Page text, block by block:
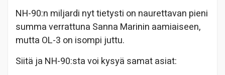
NH-90:n miljardi nyt tietysti on naurettavan pieni
summa verrattuna Sanna Marinin aamiaiseen,
mutta OL-3 on isompi juttu.
Siitä ja NH-90:sta voi kysyä samat asiat: